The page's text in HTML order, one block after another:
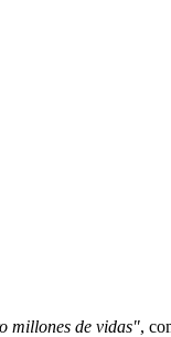
millones de vidas",